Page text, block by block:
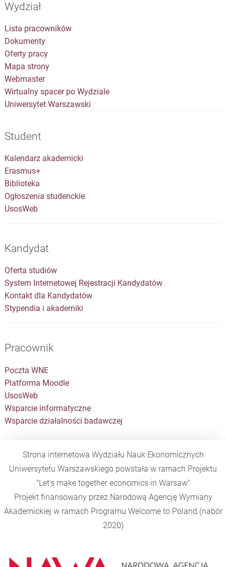
Wydział
Lista pracowników
Dokumenty
Oferty pracy
Mapa strony
Webmaster
Wirtualny spacer po Wydziale
Uniwersytet Warszawski
Student
Kalendarz akademicki
Erasmus+
Biblioteka
Ogłoszenia studenckie
UsosWeb
Kandydat
Oferta studiów
System Internetowej Rejestracji Kandydatów
Kontakt dla Kandydatów
Stypendia i akademiki
Pracownik
Poczta WNE
Platforma Moodle
UsosWeb
Wsparcie informatyczne
Wsparcie działalności badawczej
Strona internetowa Wydziału Nauk Ekonomicznych
Uniwersytetu Warszawskiego powstała w ramach Projektu
"Let's make together economics in Warsaw"
Projekt finansowany przez Narodową Agencję Wymiany
Akademickiej w ramach Programu Welcome to Poland (nabór
2020)